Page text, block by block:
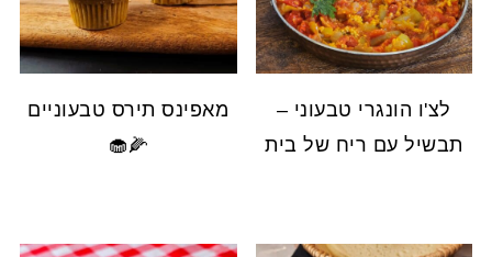
לצ'ו הונגרי טבעוני –
תבשיל עם ריח של בית
מאפינס תירס טבעוניים
🌽🧁